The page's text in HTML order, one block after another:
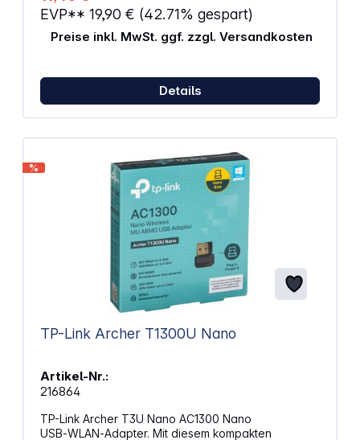
EVP** 19,90 € (42.71% gespart)
Preise inkl. MwSt. ggf. zzgl. Versandkosten
Details
%
TP-Link Archer T1300U Nano
Artikel-Nr.:
216864
TP-Link Archer T3U Nano AC1300 Nano
USB‑WLAN‑Adapter. Mit diesem kompakten